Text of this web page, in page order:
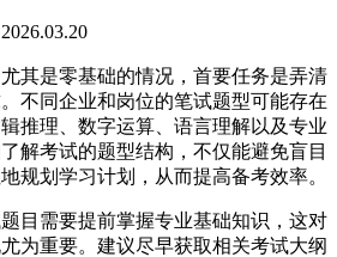
其是零基础的情况，首要任务是弄清
不同企业和岗位的笔试题型可能存在
推理、数字运算、语言理解以及专业
解考试的题型结构，不仅能避免盲目
规划学习计划，从而提高备考效率。
目需要提前掌握专业基础知识，这对
为重要。建议尽早获取相关考试大纲